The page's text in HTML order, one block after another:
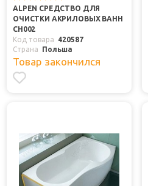
ALPEN СРЕДСТВО ДЛЯ
ОЧИСТКИ АКРИЛОВЫХ ВАНН
CH002
Код товара
420587
Страна
Польша
Товар закончился